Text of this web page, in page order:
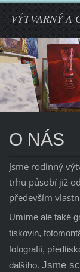
VÝTVARNÝ A
O NÁS
Jsme rodinný
trhu působí již
především
Umíme ale také
tiskovin,
fotografií,
dalšího. Jsme